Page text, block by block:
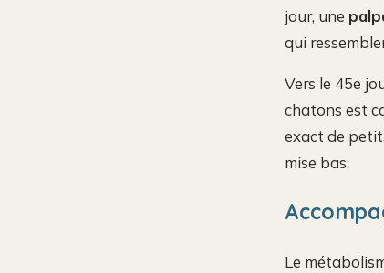
jour, une
qui
Vers le 45e
chatons est
exact de
mise bas.
Le